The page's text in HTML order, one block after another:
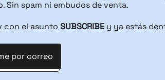
Sin spam ni embudos de venta.
con el asunto SUBSCRIBE y ya estás
por correo